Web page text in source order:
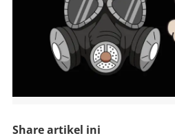
Share artikel ini